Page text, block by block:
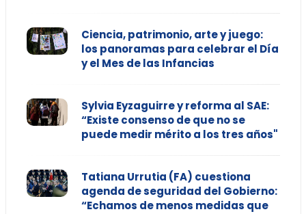
Ciencia, patrimonio, arte y juego:
los panoramas para celebrar el Día
y el Mes de las Infancias
Sylvia Eyzaguirre y reforma al SAE:
“Existe consenso de que no se
puede medir mérito a los tres años"
Tatiana Urrutia (FA) cuestiona
agenda de seguridad del Gobierno:
“Echamos de menos medidas que